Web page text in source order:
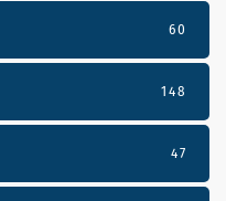
60
148
47